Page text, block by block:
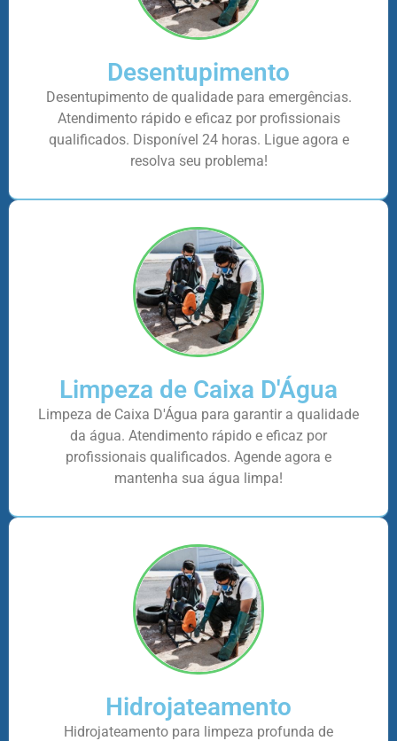
Desentupimento
Desentupimento de qualidade para emergências.
Atendimento rápido e eficaz por profissionais
qualificados. Disponível 24 horas. Ligue agora e
resolva seu problema!
Limpeza de Caixa D'Água
Limpeza de Caixa D'Água para garantir a qualidade
da água. Atendimento rápido e eficaz por
profissionais qualificados. Agende agora e
mantenha sua água limpa!
Hidrojateamento
Hidrojateamento para limpeza profunda de